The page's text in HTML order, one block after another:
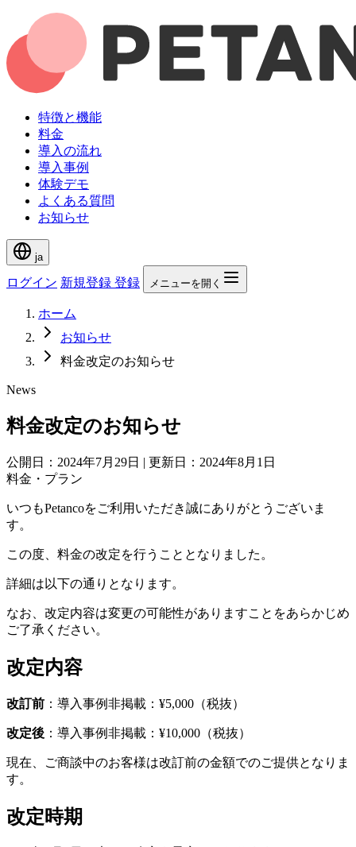
特徴と機能
料金
導入の流れ
導入事例
体験デモ
よくある質問
お知らせ
ja
ログイン 新規登録 登録 メニューを開く
ホーム
お知らせ
料金改定のお知らせ
News
料金改定のお知らせ
公開日：2024年7月29日 | 更新日：2024年8月1日
料金・プラン
いつもPetancoをご利用いただき誠にありがとうございま
す。
この度、料金の改定を行うこととなりました。
詳細は以下の通りとなります。
なお、改定内容は変更の可能性がありますことをあらかじめ
ご了承ください。
改定内容
改訂前 ：導入事例非掲載：¥5,000（税抜）
改定後 ：導入事例非掲載：¥10,000（税抜）
現在、ご商談中のお客様は改訂前の金額でのご提供となりま
す。
改定時期